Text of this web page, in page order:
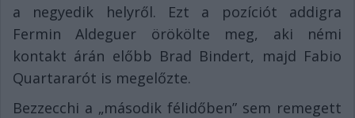
a negyedik helyről. Ezt a pozíciót addigra
Fermin Aldeguer örökölte meg, aki némi
kontakt árán előbb Brad Bindert, majd Fabio
Quartararót is megelőzte.
Bezzecchi a „második félidőben” sem remegett